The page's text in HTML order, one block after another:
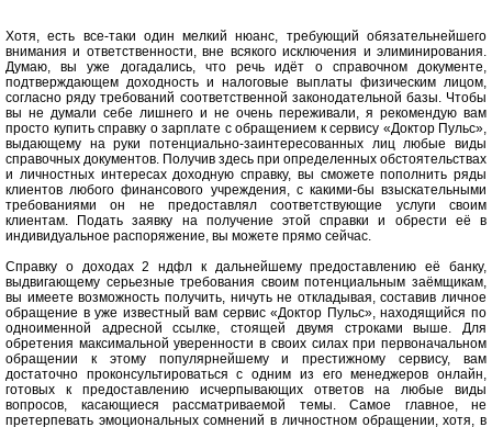
Хотя, есть все-таки один мелкий нюанс, требующий обязательнейшего
внимания и ответственности, вне всякого исключения и элиминирования.
Думаю, вы уже догадались, что речь идёт о справочном документе,
подтверждающем доходность и налоговые выплаты физическим лицом,
согласно ряду требований соответственной законодательной базы. Чтобы
вы не думали себе лишнего и не очень переживали, я рекомендую вам
просто купить справку о зарплате с обращением к сервису «Доктор Пульс»,
выдающему на руки потенциально-заинтересованных лиц любые виды
справочных документов. Получив здесь при определенных обстоятельствах
и личностных интересах доходную справку, вы сможете пополнить ряды
клиентов любого финансового учреждения, с какими-бы взыскательными
требованиями он не предоставлял соответствующие услуги своим
клиентам. Подать заявку на получение этой справки и обрести её в
индивидуальное распоряжение, вы можете прямо сейчас.
Справку о доходах 2 ндфл к дальнейшему предоставлению её банку,
выдвигающему серьезные требования своим потенциальным заёмщикам,
вы имеете возможность получить, ничуть не откладывая, составив личное
обращение в уже известный вам сервис «Доктор Пульс», находящийся по
одноименной адресной ссылке, стоящей двумя строками выше. Для
обретения максимальной уверенности в своих силах при первоначальном
обращении к этому популярнейшему и престижному сервису, вам
достаточно проконсультироваться с одним из его менеджеров онлайн,
готовых к предоставлению исчерпывающих ответов на любые виды
вопросов, касающиеся рассматриваемой темы. Самое главное, не
претерпевать эмоциональных сомнений в личностном обращении, хотя, в